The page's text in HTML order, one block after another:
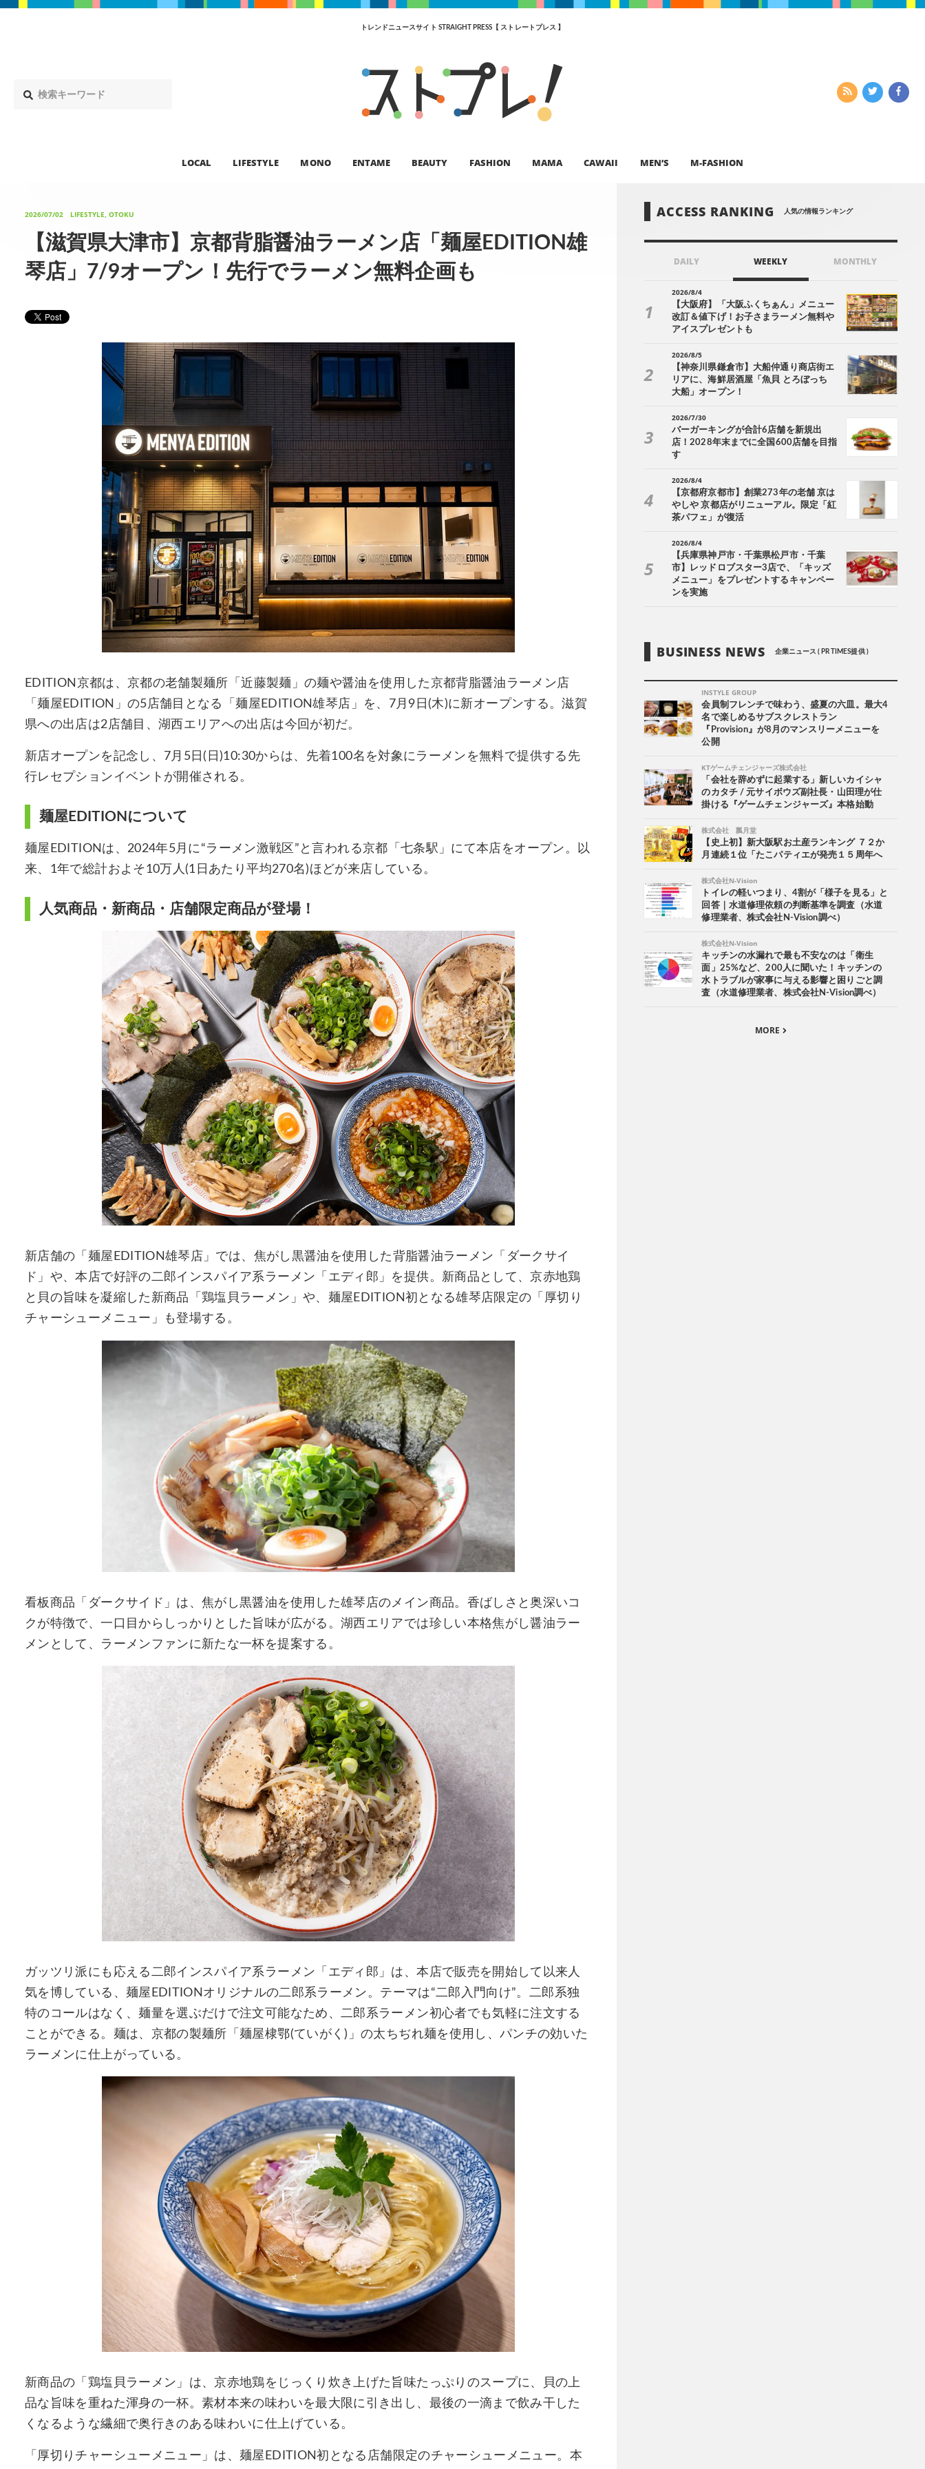
トレンドニュースサイト STRAIGHT PRESS【 ストレートプレス 】
LOCAL LIFESTYLE MONO ENTAME BEAUTY FASHION MAMA CAWAII MEN’S M-FASHION
2026/07/02 LIFESTYLE, OTOKU
【滋賀県大津市】京都背脂醤油ラーメン店「麺屋EDITION雄
琴店」7/9オープン！先行でラーメン無料企画も
EDITION京都は、京都の老舗製麺所「近藤製麺」の麺や醤油を使用した京都背脂醤油ラーメン店
「麺屋EDITION」の5店舗目となる「麺屋EDITION雄琴店」を、7月9日(木)に新オープンする。滋賀
県への出店は2店舗目、湖西エリアへの出店は今回が初だ。
新店オープンを記念し、7月5日(日)10:30からは、先着100名を対象にラーメンを無料で提供する先
行レセプションイベントが開催される。
麺屋EDITIONについて
麺屋EDITIONは、2024年5月に“ラーメン激戦区”と言われる京都「七条駅」にて本店をオープン。以
来、1年で総計およそ10万人(1日あたり平均270名)ほどが来店している。
人気商品・新商品・店舗限定商品が登場！
新店舗の「麺屋EDITION雄琴店」では、焦がし黒醤油を使用した背脂醤油ラーメン「ダークサイ
ド」や、本店で好評の二郎インスパイア系ラーメン「エディ郎」を提供。新商品として、京赤地鶏
と貝の旨味を凝縮した新商品「鶏塩貝ラーメン」や、麺屋EDITION初となる雄琴店限定の「厚切り
チャーシューメニュー」も登場する。
看板商品「ダークサイド」は、焦がし黒醤油を使用した雄琴店のメイン商品。香ばしさと奥深いコ
クが特徴で、一口目からしっかりとした旨味が広がる。湖西エリアでは珍しい本格焦がし醤油ラー
メンとして、ラーメンファンに新たな一杯を提案する。
ガッツリ派にも応える二郎インスパイア系ラーメン「エディ郎」は、本店で販売を開始して以来人
気を博している、麺屋EDITIONオリジナルの二郎系ラーメン。テーマは“二郎入門向け”。二郎系独
特のコールはなく、麺量を選ぶだけで注文可能なため、二郎系ラーメン初心者でも気軽に注文する
ことができる。麺は、京都の製麺所「麺屋棣鄂(ていがく)」の太ちぢれ麺を使用し、パンチの効いた
ラーメンに仕上がっている。
新商品の「鶏塩貝ラーメン」は、京赤地鶏をじっくり炊き上げた旨味たっぷりのスープに、貝の上
品な旨味を重ねた渾身の一杯。素材本来の味わいを最大限に引き出し、最後の一滴まで飲み干した
くなるような繊細で奥行きのある味わいに仕上げている。
「厚切りチャーシューメニュー」は、麺屋EDITION初となる店舗限定のチャーシューメニュー。本
ACCESS RANKING 人気の情報ランキング
DAILY WEEKLY MONTHLY
2026/8/4
【大阪府】「大阪ふくちぁん」メニュー
改訂＆値下げ！お子さまラーメン無料や
アイスプレゼントも
2026/8/5
【神奈川県鎌倉市】大船仲通り商店街エ
リアに、海鮮居酒屋「魚貝 とろぼっち
大船」オープン！
2026/7/30
バーガーキングが合計6店舗を新規出
店！2028年末までに全国600店舗を目指
す
2026/8/4
【京都府京都市】創業273年の老舗 京は
やしや 京都店がリニューアル。限定「紅
茶パフェ」が復活
2026/8/4
【兵庫県神戸市・千葉県松戸市・千葉
市】レッドロブスター3店で、「キッズ
メニュー」をプレゼントするキャンペー
ンを実施
BUSINESS NEWS 企業ニュース ( PR TIMES提供 )
INSTYLE GROUP
会員制フレンチで味わう、盛夏の六皿。最大4
名で楽しめるサブスクレストラン
『Provision』が8月のマンスリーメニューを
公開
KTゲームチェンジャーズ株式会社
「会社を辞めずに起業する」新しいカイシャ
のカタチ / 元サイボウズ副社長・山田理が仕
掛ける『ゲームチェンジャーズ』本格始動
株式会社 瓢月堂
【史上初】新大阪駅お土産ランキング ７２か
月連続１位「たこパティエが発売１５周年へ
株式会社N-Vision
トイレの軽いつまり、4割が「様子を見る」と
回答｜水道修理依頼の判断基準を調査（水道
修理業者、株式会社N-Vision調べ）
株式会社N-Vision
キッチンの水漏れで最も不安なのは「衛生
面」25%など、200人に聞いた！キッチンの
水トラブルが家事に与える影響と困りごと調
査（水道修理業者、株式会社N-Vision調べ）
MORE